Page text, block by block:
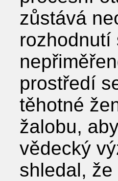
zůstává
rozhodnutí
prostředí
těhotné
žalobu,
vědecký
shledal,